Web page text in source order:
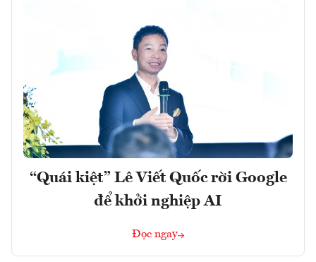
“Quái kiệt” Lê Viết Quốc rời Google
để khởi nghiệp AI
Đọc ngay